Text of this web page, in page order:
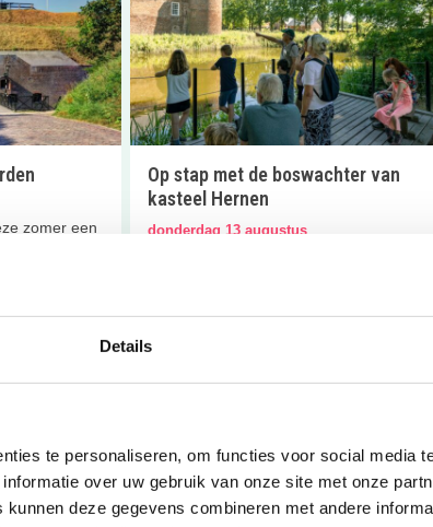
Details
te personaliseren, om functies voor social media
over uw gebruik van onze site met onze
deze gegevens combineren met andere
zomer een
Op stap met de boswachter van
kasteel Hernen
donderdag 13 augustus